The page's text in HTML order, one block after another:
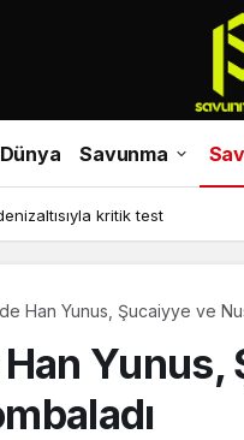
Dünya Savunma
kritik test
Han Yunus, Şucaiyye ve
Yunus,